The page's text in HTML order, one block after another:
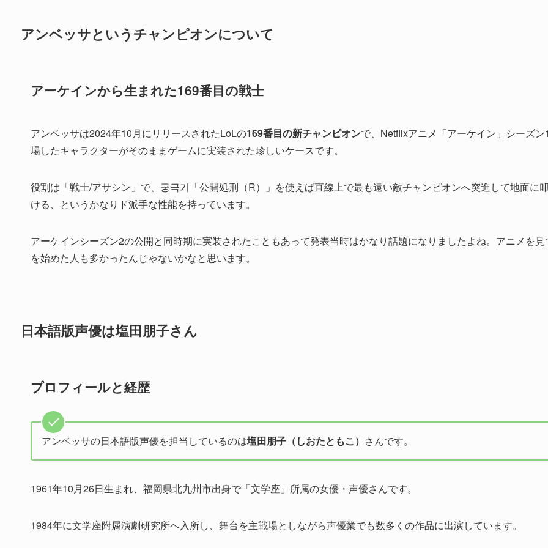
アンベッサというチャンピオンについて
アーケインから生まれた169番目の戦士
アンベッサは2024年10月にリリースされたLoLの169番目の新チャンピオンで、Netflixアニメ「アーケイン」シーズン
場したキャラクターがそのままゲームに実装された珍しいケースです。
役割は「戦士/アサシン」で、궁극기「公開処刑（R）」を使えば直線上で最も遠い敵チャンピオンへ突進して地面に
ける、というかなりド派手な性能を持っています。
アーケインシーズン2の公開と同時期に実装されたこともあって発表当時はかなり話題になりましたよね。アニメを
を始めた人も多かったんじゃないかなと思います。
日本語版声優は塩田朋子さん
プロフィールと経歴
アンベッサの日本語版声優を担当しているのは塩田朋子（しおたともこ） さんです。
1961年10月26日生まれ、福岡県北九州市出身で「文学座」所属の女優・声優さんです。
1984年に文学座附属演劇研究所へ入所し、舞台を主戦場としながら声優業でも数多くの作品に出演しています。